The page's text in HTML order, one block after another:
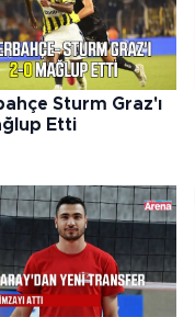
Sturm Graz'ı
Etti